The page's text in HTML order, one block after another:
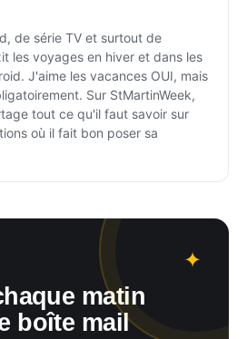
de série TV et surtout de
les voyages en hiver et dans les
J'aime les vacances OUI, mais
Sur StMartinWeek,
tout ce qu'il faut savoir sur
où il fait bon poser sa
matin
boîte mail